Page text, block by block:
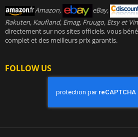
Amazon,
eBay,
Rakuten, Kaufland, Emag, Fruugo, Etsy et
directement sur nos sites officiels, vous
complet et des meilleurs prix garantis.
FOLLOW US